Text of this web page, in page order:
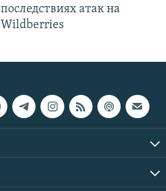
последствиях атак на
Wildberries